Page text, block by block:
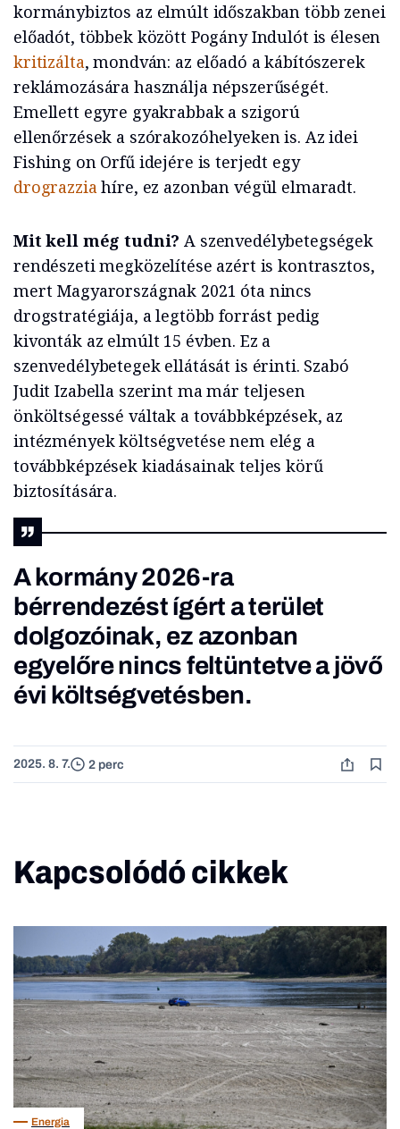
kormánybiztos az elmúlt időszakban több zenei
előadót, többek között Pogány Indulót is élesen
kritizálta, mondván: az előadó a kábítószerek
reklámozására használja népszerűségét.
Emellett egyre gyakrabbak a szigorú
ellenőrzések a szórakozóhelyeken is. Az idei
Fishing on Orfű idejére is terjedt egy
drograzziahíre, ez azonban végül elmaradt.
Mit kell még tudni? A szenvedélybetegségek
rendészeti megközelítése azért is kontrasztos,
mert Magyarországnak 2021 óta nincs
drogstratégiája, a legtöbb forrást pedig
kivonták az elmúlt 15 évben. Ez a
szenvedélybetegek ellátását is érinti. Szabó
Judit Izabella szerint ma már teljesen
önköltségessé váltak a továbbképzések, az
intézmények költségvetése nem elég a
továbbképzések kiadásainak teljes körű
biztosítására.
A kormány 2026-ra
bérrendezést ígért a terület
dolgozóinak, ez azonban
egyelőre nincs feltüntetve a jövő
évi költségvetésben.
2025. 8. 7. 2 perc
Kapcsolódó cikkek
Energia